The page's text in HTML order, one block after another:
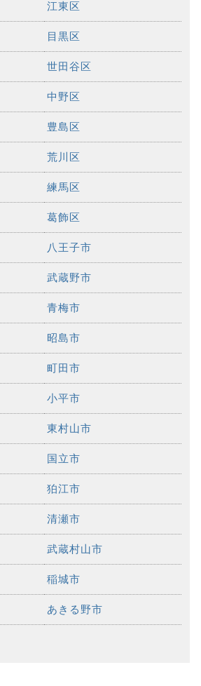
江東区
目黒区
世田谷区
中野区
豊島区
荒川区
練馬区
葛飾区
八王子市
武蔵野市
青梅市
昭島市
町田市
小平市
東村山市
国立市
狛江市
清瀬市
武蔵村山市
稲城市
あきる野市